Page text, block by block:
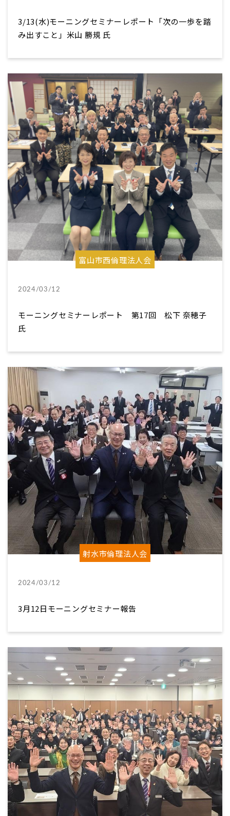
3/13(水)モーニングセミナーレポート「次の一歩を踏
み出すこと」米山 勝規 氏
富山市西倫理法人会
2024/03/12
モーニングセミナーレポート 第17回 松下 奈穂子
氏
射水市倫理法人会
2024/03/12
3月12日モーニングセミナー報告